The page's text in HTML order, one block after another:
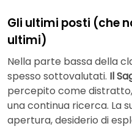
Gli ultimi posti (che
ultimi)
Nella parte bassa della
spesso sottovalutati. Il
percepito come
una continua ricerca. La
apertura, desiderio di